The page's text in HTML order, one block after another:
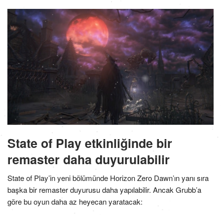
State of Play etkinliğinde bir
remaster daha duyurulabilir
State of Play’in yeni bölümünde Horizon Zero Dawn’ın yanı sıra
başka bir remaster duyurusu daha yapılabilir. Ancak Grubb’a
göre bu oyun daha az heyecan yaratacak: